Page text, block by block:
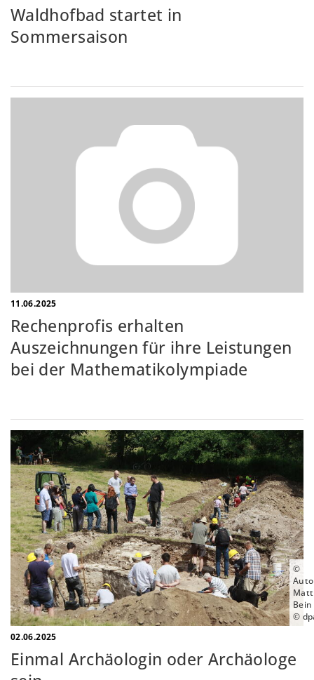
Waldhofbad startet in
Sommersaison
11.06.2025
Rechenprofis erhalten
Auszeichnungen für ihre Leistungen
bei der Mathematikolympiade
©
Bein
©
02.06.2025
Einmal Archäologin oder Archäologe